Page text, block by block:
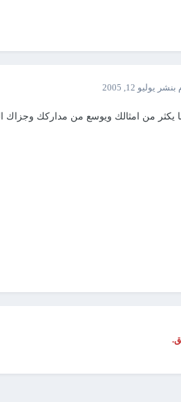
بنشر يوليو 12, 2005
يكثر من امثالك ويوسع من مداركك وجزاك